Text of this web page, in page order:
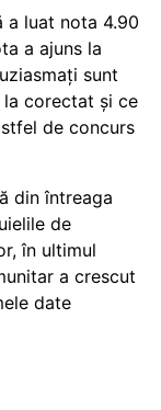
a luat nota 4.90
a ajuns la
sunt
la corectat și ce
de concurs
din întreaga
de
în ultimul
a crescut
date